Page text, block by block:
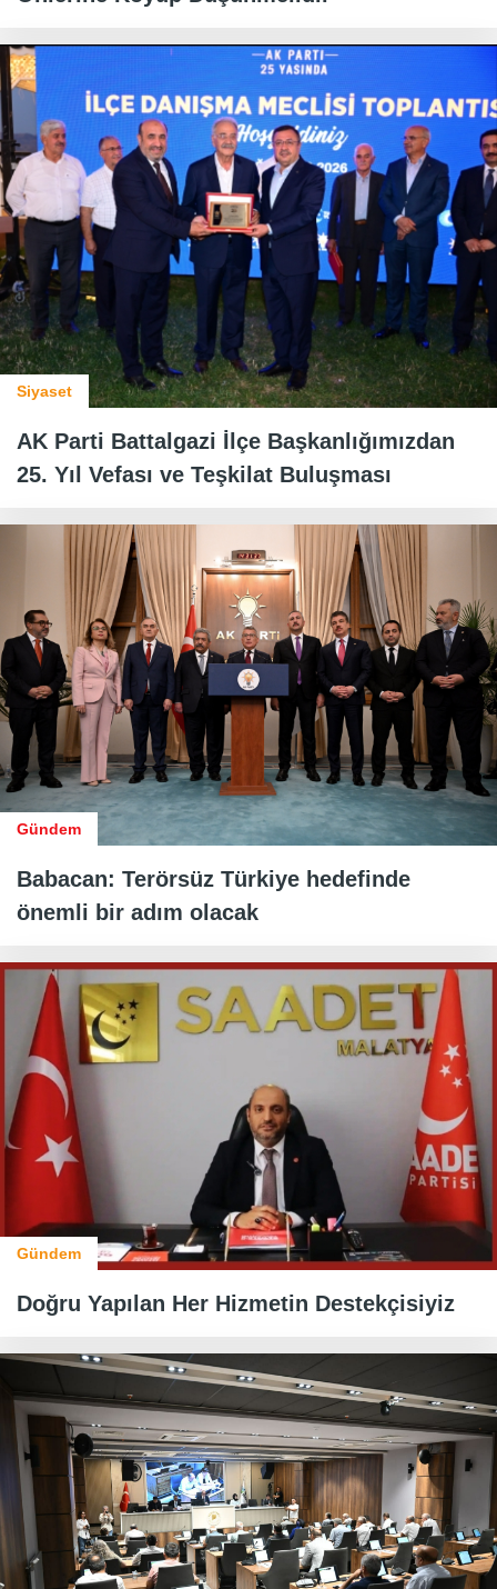
Siyaset
AK Parti Battalgazi İlçe Başkanlığımızdan
25. Yıl Vefası ve Teşkilat Buluşması
Gündem
Babacan: Terörsüz Türkiye hedefinde
önemli bir adım olacak
Gündem
Doğru Yapılan Her Hizmetin Destekçisiyiz